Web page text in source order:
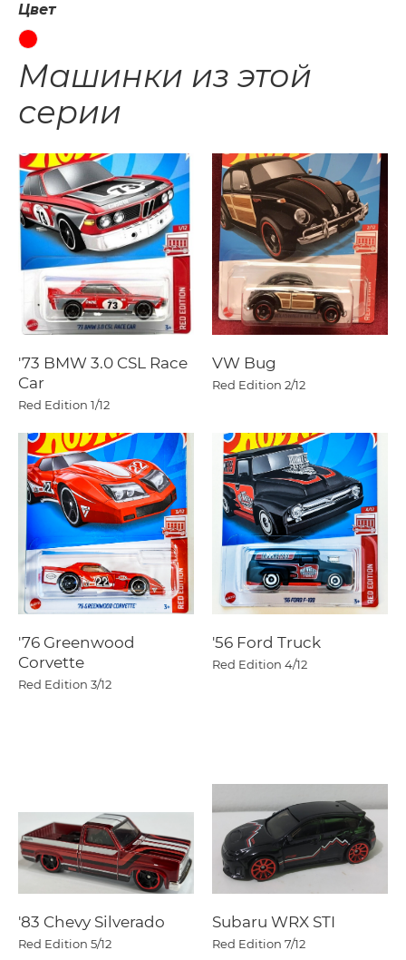
Цвет
Машинки из этой
серии
'73 BMW 3.0 CSL Race
Car
Red Edition 1/12
VW Bug
Red Edition 2/12
'76 Greenwood
Corvette
Red Edition 3/12
'56 Ford Truck
Red Edition 4/12
'83 Chevy Silverado
Red Edition 5/12
Subaru WRX STI
Red Edition 7/12